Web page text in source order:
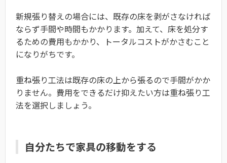
新規張り替えの場合には、既存の床を剥がさなければ
ならず手間や時間もかかります。加えて、床を処分す
るための費用もかかり、トータルコストがかさむこと
になりがちです。
重ね張り工法は既存の床の上から張るので手間がかか
りません。費用をできるだけ抑えたい方は重ね張り工
法を選択しましょう。
自分たちで家具の移動をする